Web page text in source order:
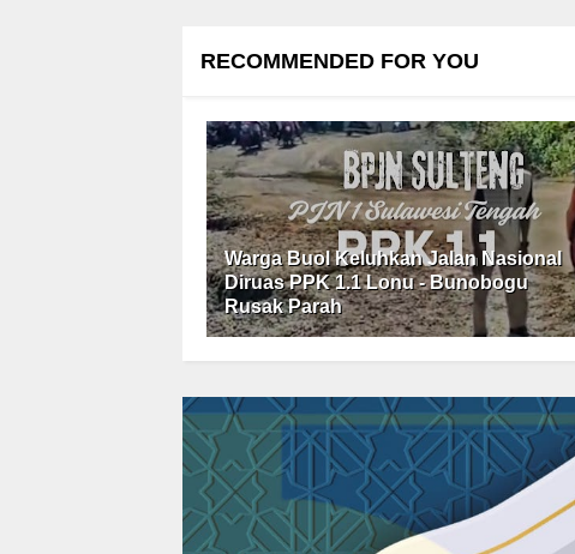
RECOMMENDED FOR YOU
Warga Buol Keluhkan Jalan Nasional
Diruas PPK 1.1 Lonu - Bunobogu
Rusak Parah